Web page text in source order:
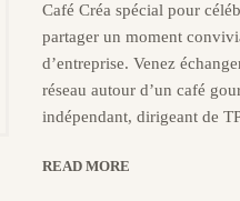
Café Créa spécial pour
partager un moment
d’entreprise. Venez
réseau autour d’un café
indépendant, dirigeant de
READ MORE